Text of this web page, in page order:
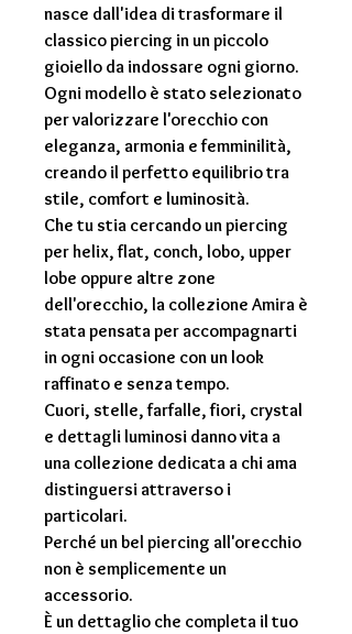
nasce dall'idea di trasformare il
classico piercing in un piccolo
gioiello da indossare ogni giorno.
Ogni modello è stato selezionato
per valorizzare l'orecchio con
eleganza, armonia e femminilità,
creando il perfetto equilibrio tra
stile, comfort e luminosità.
Che tu stia cercando un piercing
per helix,flat, conch, lobo, upper
lobe oppure altre zone
dell'orecchio, la collezione Amira è
stata pensata per accompagnarti
in ogni occasione con un look
raffinato e senza tempo.
Cuori, stelle, farfalle, fiori, crystal
e dettagli luminosi danno vita a
una collezione dedicata a chi ama
distinguersi attraverso i
particolari.
Perché un bel piercing all'orecchio
non è semplicemente un
accessorio.
È un dettaglio che completa il tuo